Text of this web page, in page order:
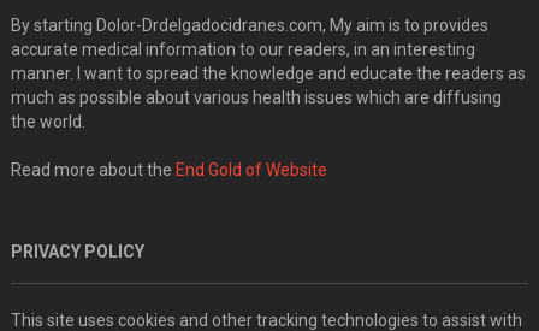
By starting Dolor-Drdelgadocidranes.com, My aim is to provides
accurate medical information to our readers, in an interesting
manner. I want to spread the knowledge and educate the readers as
much as possible about various health issues which are diffusing
the world.
Read more about the End Gold of Website
PRIVACY POLICY
This site uses cookies and other tracking technologies to assist with